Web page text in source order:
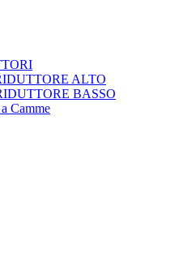
ALTO
BASSO
Camme